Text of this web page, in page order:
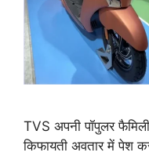
TVS अपनी पॉपुलर
किफायती अवतार में पेश